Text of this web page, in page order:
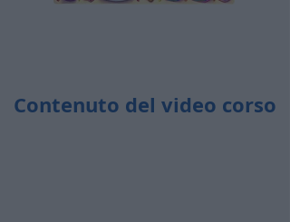
Contenuto del video corso